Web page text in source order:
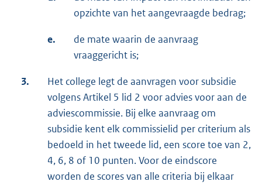
opzichte van het aangevraagde bedrag;
e.
de mate waarin de aanvraag
vraaggericht is;
3.
Het college legt de aanvragen voor subsidie
volgens Artikel 5 lid 2 voor advies voor aan de
adviescommissie. Bij elke aanvraag om
subsidie kent elk commissielid per criterium als
bedoeld in het tweede lid, een score toe van 2,
4, 6, 8 of 10 punten. Voor de eindscore
worden de scores van alle criteria bij elkaar